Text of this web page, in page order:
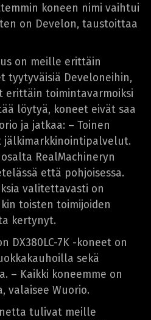
koneen nimi vaihtui
on Develon, taustoittaa
on meille erittäin
tyytyväisiä Develoneihin,
erittäin toimintavarmoiksi
löytyä, koneet eivät saa
ja jatkaa: – Toinen
jälkimarkkinointipalvelut.
RealMachineryn
että pohjoisessa.
valitettavasti on
toisten toimijoiden
kertynyt.
DX380LC-7K -koneet on
sekä
– Kaikki koneemme on
valaisee Wuorio.
tulivat meille